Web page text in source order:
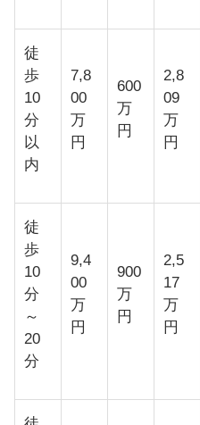
徒
歩
10
分
以
内
7,8
00
万
円
600
万
円
2,8
09
万
円
徒
歩
10
分
～
20
分
9,4
00
万
円
900
万
円
2,5
17
万
円